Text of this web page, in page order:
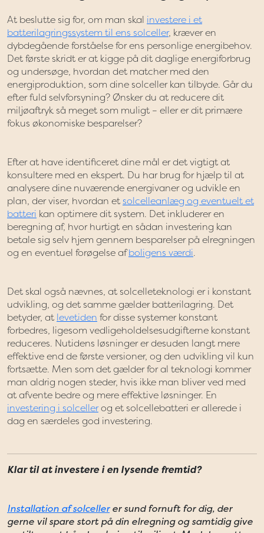
At beslutte sig for, om man skal investere i et
batterilagringssystem til ens solceller, kræver en
dybdegående forståelse for ens personlige energibehov.
Det første skridt er at kigge på dit daglige energiforbrug
og undersøge, hvordan det matcher med den
energiproduktion, som dine solceller kan tilbyde. Går du
efter fuld selvforsyning? Ønsker du at reducere dit
miljøaftryk så meget som muligt – eller er dit primære
fokus økonomiske besparelser?
Efter at have identificeret dine mål er det vigtigt at
konsultere med en ekspert. Du har brug for hjælp til at
analysere dine nuværende energivaner og udvikle en
plan, der viser, hvordan et solcelleanlæg og eventuelt et
batteri kan optimere dit system. Det inkluderer en
beregning af, hvor hurtigt en sådan investering kan
betale sig selv hjem gennem besparelser på elregningen
og en eventuel forøgelse afboligens værdi.
Det skal også nævnes, at solcelleteknologi er i konstant
udvikling, og det samme gælder batterilagring. Det
betyder, at levetiden for disse systemer konstant
forbedres, ligesom vedligeholdelsesudgifterne konstant
reduceres. Nutidens løsninger er desuden langt mere
effektive end de første versioner, og den udvikling vil kun
fortsætte. Men som det gælder for al teknologi kommer
man aldrig nogen steder, hvis ikke man bliver ved med
at afvente bedre og mere effektive løsninger. En
investering i solcellerog et solcellebatteri er allerede i
dag en særdeles god investering.
Klar til at investere i en lysende fremtid?
Installation af solcellerer sund fornuft for dig, der
gerne vil spare stort på din elregning og samtidig give